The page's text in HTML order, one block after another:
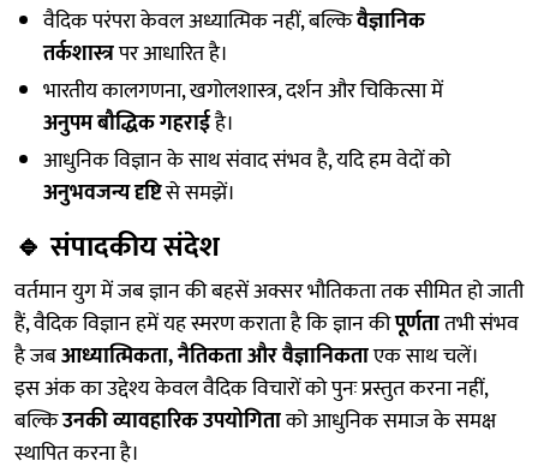
वैदिक परंपरा केवल अध्यात्मिक नहीं, बल्किवैज्ञानिक
तर्कशास्त्रपर आधारित है।
भारतीय कालगणना, खगोलशास्त्र, दर्शन और चिकित्सा में
अनुपम बौद्धिक गहराईहै।
आधुनिक विज्ञान के साथ संवाद संभव है, यदि हम वेदों को
अनुभवजन्य दृष्टिसे समझें।
🔹संपादकीय संदेश
वर्तमान युग में जब ज्ञान की बहसें अक्सर भौतिकता तक सीमित हो जाती
हैं, वैदिक विज्ञान हमें यह स्मरण कराता है कि ज्ञान कीपूर्णतातभी संभव
है जबआध्यात्मिकता, नैतिकता और वैज्ञानिकताएक साथ चलें।
इस अंक का उद्देश्य केवल वैदिक विचारों को पुनः प्रस्तुत करना नहीं,
बल्किउनकी व्यावहारिक उपयोगिताको आधुनिक समाज के समक्ष
स्थापित करना है।